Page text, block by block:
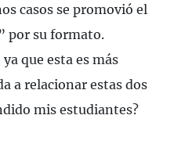
casos se promovió el
por su formato.
que esta es más
a relacionar estas dos
mis estudiantes?